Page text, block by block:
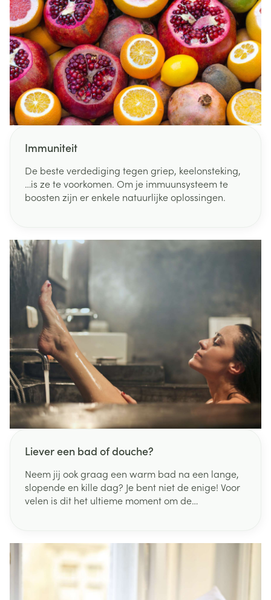
Immuniteit
De beste verdediging tegen griep, keelonsteking,
…is ze te voorkomen. Om je immuunsysteem te
boosten zijn er enkele natuurlijke oplossingen.
Liever een bad of douche?
Neem jij ook graag een warm bad na een lange,
slopende en kille dag? Je bent niet de enige! Voor
velen is dit het ultieme moment om de
Maar wat is het best voor je huid, een bad of
douche?